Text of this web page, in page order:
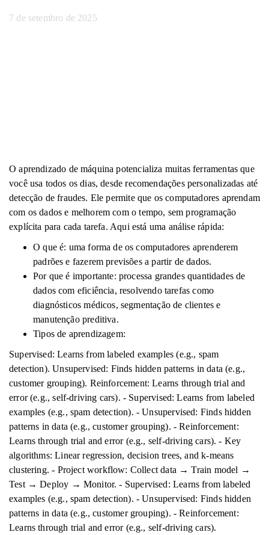
7 de setembro de 2025
O aprendizado de máquina potencializa muitas ferramentas que
você usa todos os dias, desde recomendações personalizadas até
detecção de fraudes. Ele permite que os computadores aprendam
com os dados e melhorem com o tempo, sem programação
explícita para cada tarefa. Aqui está uma análise rápida:
O que é: uma forma de os computadores aprenderem
padrões e fazerem previsões a partir de dados.
Por que é importante: processa grandes quantidades de
dados com eficiência, resolvendo tarefas como
diagnósticos médicos, segmentação de clientes e
manutenção preditiva.
Tipos de aprendizagem:
Supervised: Learns from labeled examples (e.g., spam
detection). Unsupervised: Finds hidden patterns in data (e.g.,
customer grouping). Reinforcement: Learns through trial and
error (e.g., self-driving cars). - Supervised: Learns from labeled
examples (e.g., spam detection). - Unsupervised: Finds hidden
patterns in data (e.g., customer grouping). - Reinforcement:
Learns through trial and error (e.g., self-driving cars). - Key
algorithms: Linear regression, decision trees, and k-means
clustering. - Project workflow: Collect data → Train model →
Test → Deploy → Monitor. - Supervised: Learns from labeled
examples (e.g., spam detection). - Unsupervised: Finds hidden
patterns in data (e.g., customer grouping). - Reinforcement:
Learns through trial and error (e.g., self-driving cars).